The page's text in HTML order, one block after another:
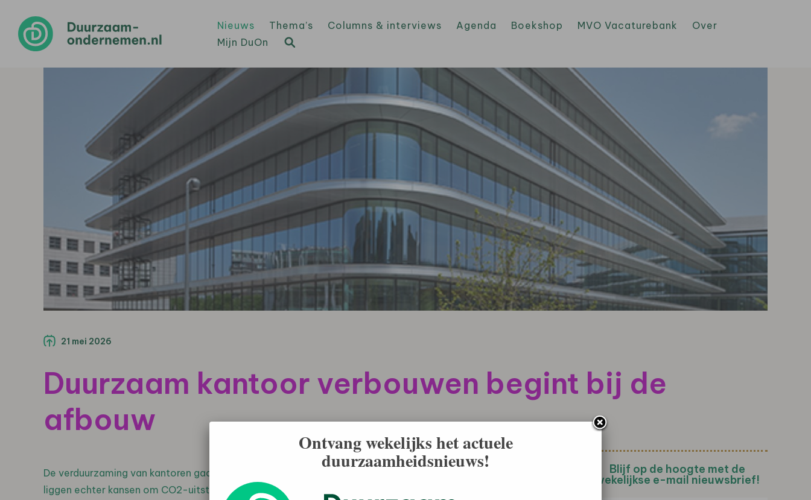
Nieuws Thema’s Columns & interviews Agenda Boekshop MVO Vacaturebank
Over
Mijn DuOn
21 mei 2026
Duurzaam kantoor verbouwen begint bij de
afbouw
De verduurzaming van kantoren gaat vaak over installaties en energiecontracten. Juist in de afbouwfase
liggen echter kansen om CO2-uitstoot te verlagen, grondstoffen te besparen en tegelijk een gezondere
Blijf op de hoogte met de
wekelijkse e-mail nieuwsbrief!
Ontvang wekelijks het actuele
duurzaamheidsnieuws!